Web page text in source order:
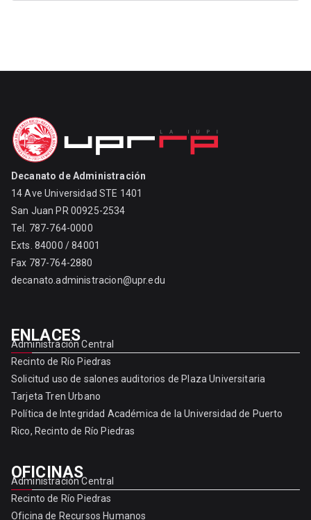
Decanato de Administración
14 Ave Universidad STE 1401
San Juan PR 00925-2534
Tel. 787-764-0000
Exts. 84000 / 84001
Fax 787-764-2880
decanato.administracion@upr.edu
ENLACES
Administración Central
Recinto de Río Piedras
Solicitud uso de salones auditorios de Plaza Universitaria
Tarjeta Tren Urbano
Política de Integridad Académica de la Universidad de Puerto
Rico, Recinto de Río Piedras
OFICINAS
Administración Central
Recinto de Río Piedras
Oficina de Recursos Humanos